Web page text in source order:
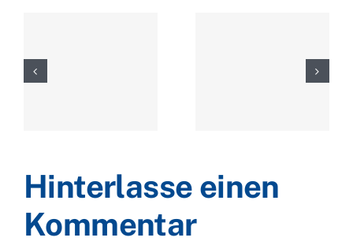
Hinterlasse einen
Kommentar